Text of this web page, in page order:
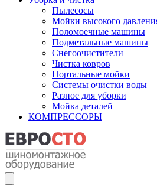
Пылесосы
Мойки высокого
Поломоечные машины
Подметальные машины
Снегоочистители
Чистка ковров
Портальные мойки
Системы очистки воды
Разное для уборки
Мойка деталей
КОМПРЕССОРЫ